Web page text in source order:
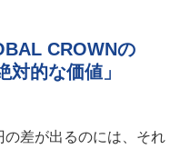
CROWNの
対的な価値」
差が出るのには、それ